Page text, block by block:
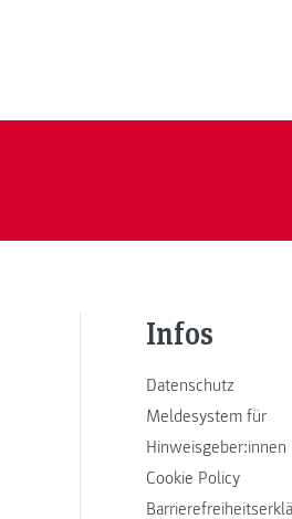
Infos
Datenschutz
Meldesystem für
Hinweisgeber:innen
Cookie Policy